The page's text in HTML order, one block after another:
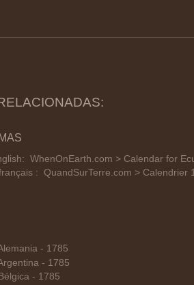
WhenOnEarth.com > Calendar for
: QuandSurTerre.com > Calendrier
- 1785
- 1785
- 1785